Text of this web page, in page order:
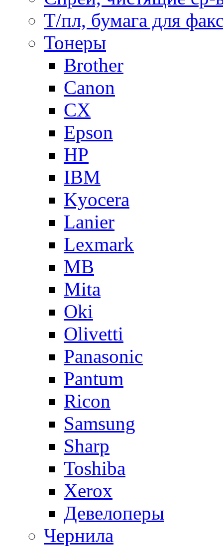
Т/пл, бумага для
Тонеры
Brother
Canon
CX
Epson
HP
IBM
Kyocera
Lanier
Lexmark
MB
Mita
Oki
Olivetti
Panasonic
Pantum
Ricon
Samsung
Sharp
Toshiba
Xerox
Девелоперы
Чернила